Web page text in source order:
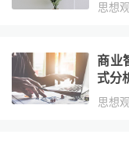
思想
商业
式分
思想